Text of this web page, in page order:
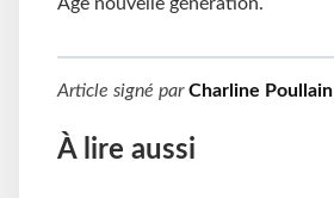
Article signé parCharline Poullain
À lire aussi